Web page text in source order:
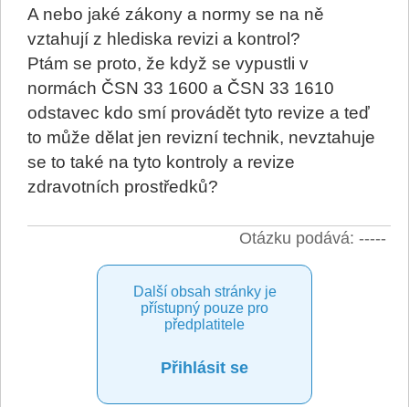
A nebo jaké zákony a normy se na ně
vztahují z hlediska revizi a kontrol?
Ptám se proto, že když se vypustli v
normách ČSN 33 1600 a ČSN 33 1610
odstavec kdo smí provádět tyto revize a teď
to může dělat jen revizní technik, nevztahuje
se to také na tyto kontroly a revize
zdravotních prostředků?
Otázku podává: -----
Další obsah stránky je
přístupný pouze pro
předplatitele
Přihlásit se